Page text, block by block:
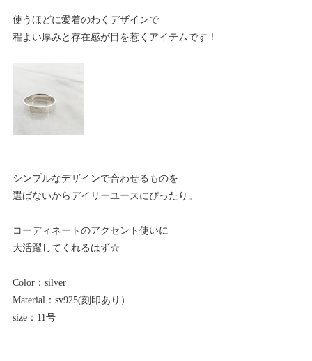
使うほどに愛着のわくデザインで
程よい厚みと存在感が目を惹くアイテムです！
シンプルなデザインで合わせるものを
選ばないからデイリーユースにぴったり。
コーディネートのアクセント使いに
大活躍してくれるはず☆
Color：silver
Material：sv925(刻印あり）
size：11号